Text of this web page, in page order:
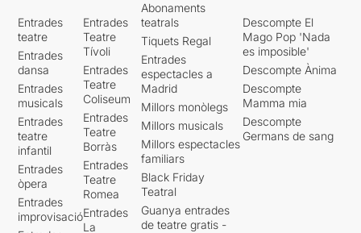
Entrades
teatre
Entrades
dansa
Entrades
musicals
Entrades
teatre
infantil
Entrades
òpera
Entrades
improvisació
Entrades
Teatre
Tívoli
Entrades
Teatre
Coliseum
Entrades
Teatre
Borràs
Entrades
Teatre
Romea
Entrades
La
Abonaments
teatrals
Tiquets Regal
Entrades
espectacles a
Madrid
Millors monòlegs
Millors musicals
Millors espectacles
familiars
Black Friday
Teatral
Guanya entrades
de teatre gratis -
Descompte El
Mago Pop 'Nada
es imposible'
Descompte Ànima
Descompte
Mamma mia
Descompte
Germans de sang